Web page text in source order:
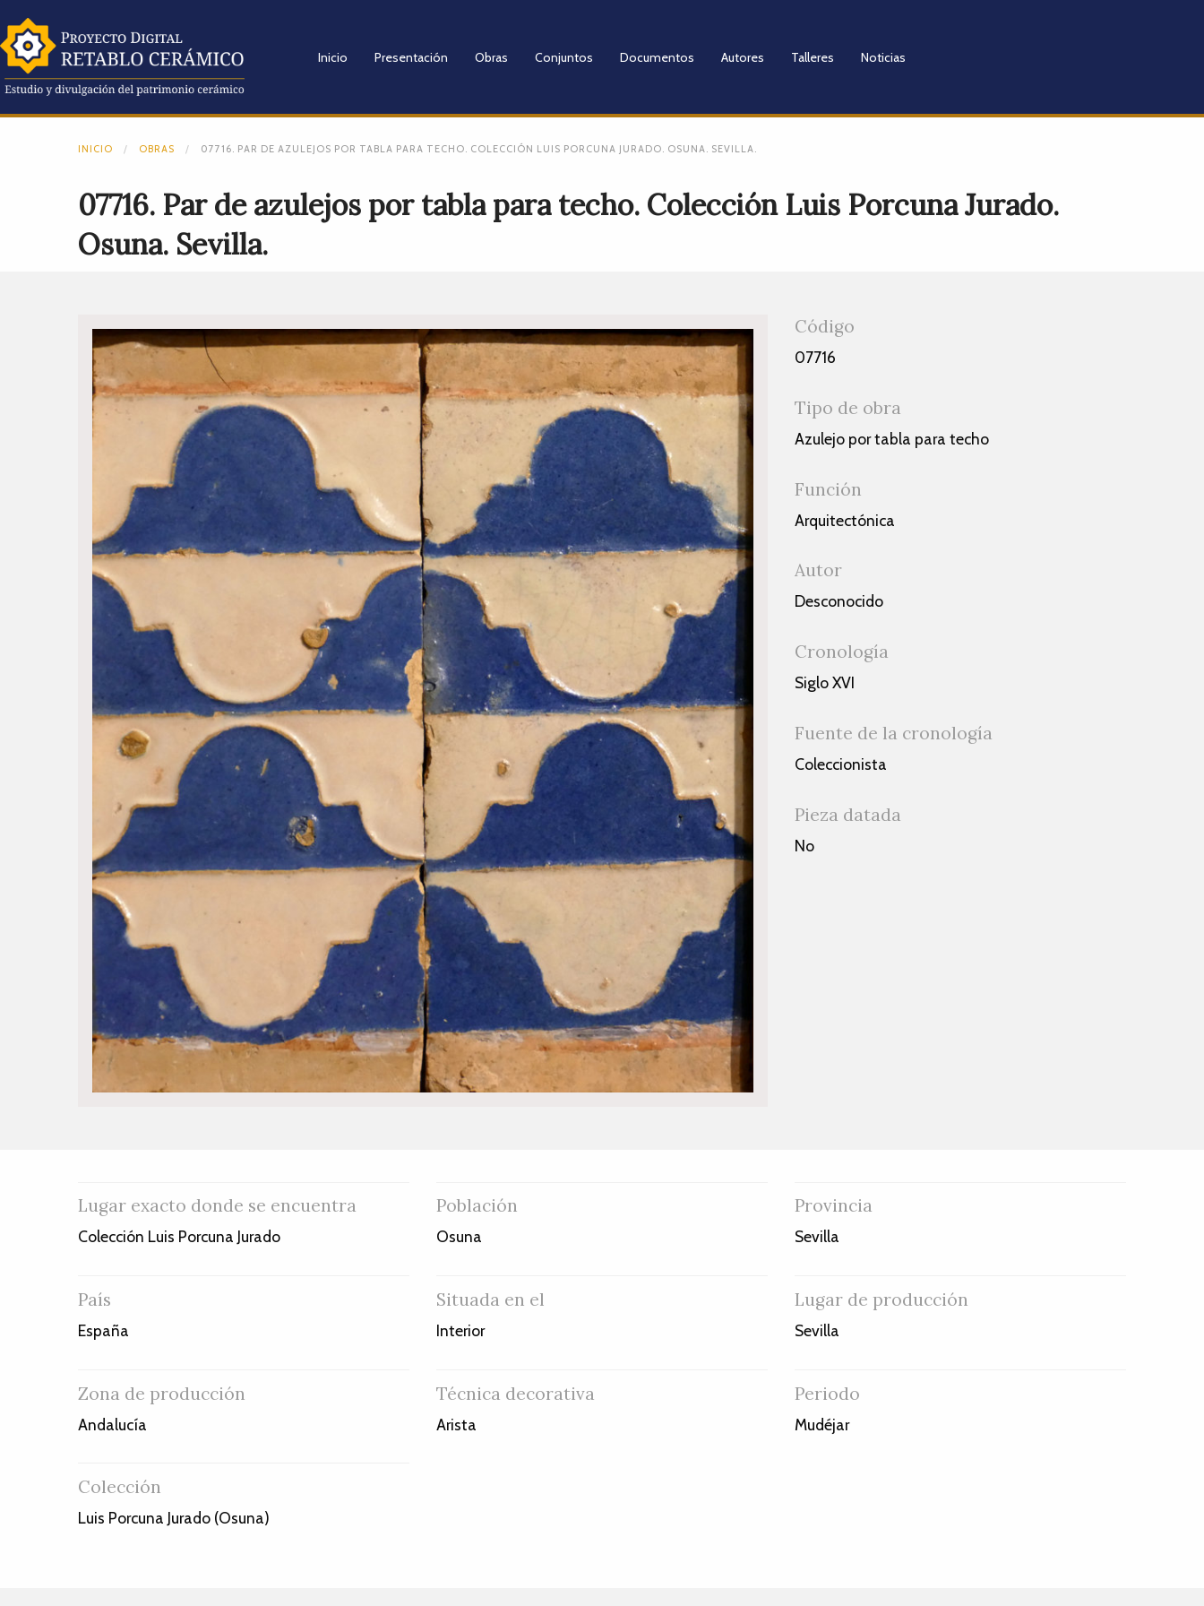
Inicio Presentación Obras Conjuntos Documentos Autores Talleres Noticias
INICIO OBRAS 07716. PAR DE AZULEJOS POR TABLA PARA TECHO. COLECCIÓN LUIS PORCUNA JURADO. OSUNA. SEVILLA.
07716. Par de azulejos por tabla para techo. Colección Luis Porcuna Jurado.
Osuna. Sevilla.
Código
07716
Tipo de obra
Azulejo por tabla para techo
Función
Arquitectónica
Autor
Desconocido
Cronología
Siglo XVI
Fuente de la cronología
Coleccionista
Pieza datada
No
Lugar exacto donde se encuentra
Colección Luis Porcuna Jurado
Población
Osuna
Provincia
Sevilla
País
España
Situada en el
Interior
Lugar de producción
Sevilla
Zona de producción
Andalucía
Técnica decorativa
Arista
Periodo
Mudéjar
Colección
Luis Porcuna Jurado (Osuna)